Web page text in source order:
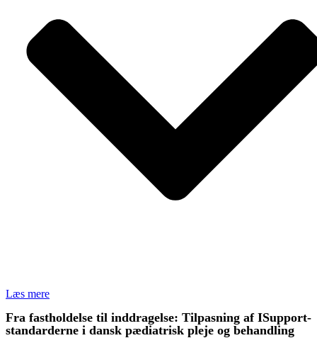
Læs mere
Fra fastholdelse til inddragelse: Tilpasning af ISupport-
standarderne i dansk pædiatrisk pleje og behandling